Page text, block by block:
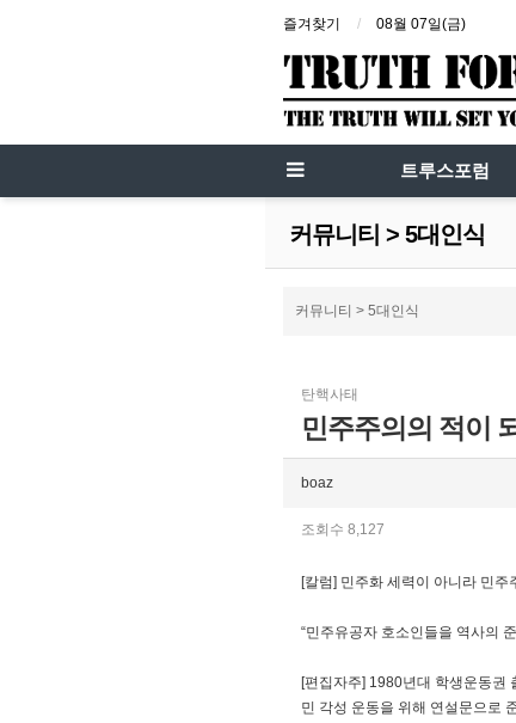
즐겨찾기 08월 07일(금)
트루스포럼
커뮤니티 > 5대인식
커뮤니티 > 5대인식
탄핵사태
민주주의의 적이
boaz
조회수 8,127
[칼럼] 민주화 세력이 아니라 민주
“민주유공자 호소인들을 역사의
[편집자주] 1980년대 학생운동권
민 각성 운동을 위해 연설문으로